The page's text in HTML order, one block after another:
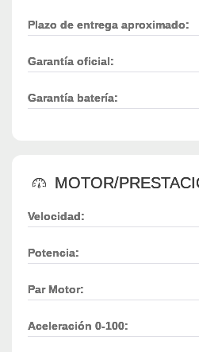
Plazo de entrega aproximado:
Garantía oficial:
Garantía batería:
MOTOR/
Velocidad:
Potencia:
Par Motor:
Aceleración 0-100: